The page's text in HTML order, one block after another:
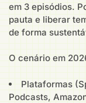
em 3 episódios.
pauta e liberar
de forma
O cenário em
Plataformas
Podcasts,